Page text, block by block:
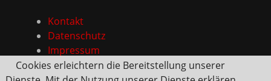
Kontakt
Datenschutz
Impressum
Cookies erleichtern die Bereitstellung unserer